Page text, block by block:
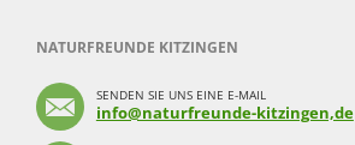
NATURFREUNDE KITZINGEN
SENDEN SIE UNS EINE E-MAIL
info@naturfreunde-kitzingen,de